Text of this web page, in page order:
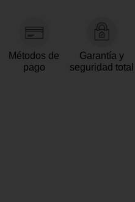
Métodos de
pago
Garantía y
seguridad total